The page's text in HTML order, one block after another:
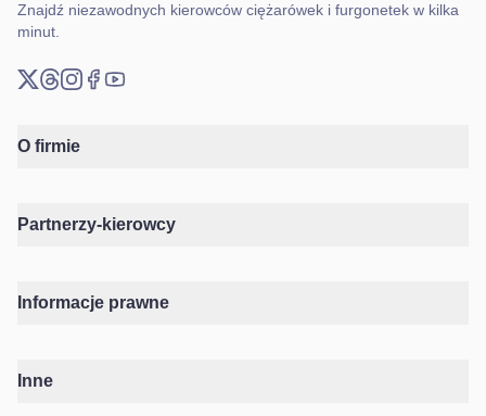
Znajdź niezawodnych kierowców ciężarówek i furgonetek w kilka
minut.
O firmie
Partnerzy-kierowcy
Informacje prawne
Inne